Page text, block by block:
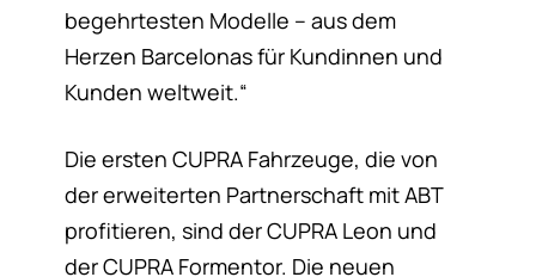
begehrtesten Modelle – aus dem
Herzen Barcelonas für Kundinnen und
Kunden weltweit.“
Die ersten CUPRA Fahrzeuge, die von
der erweiterten Partnerschaft mit ABT
profitieren, sind der CUPRA Leon und
der CUPRA Formentor. Die neuen